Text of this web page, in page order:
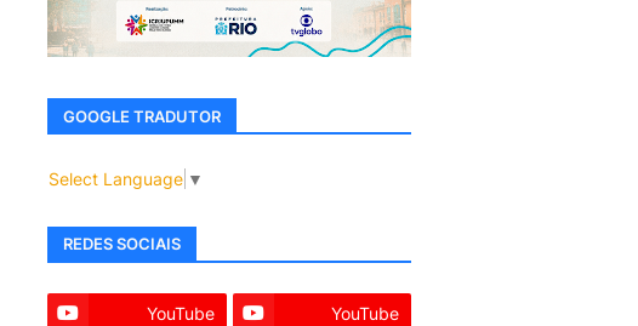
GOOGLE TRADUTOR
Select Language ▼
REDES SOCIAIS
YouTube YouTube